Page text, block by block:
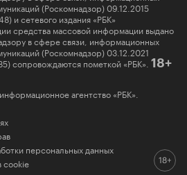
(Роскомнадзор) 09.12.2015
и сетевого издания «РБК»
средства массовой информации выдано
в сфере связи, информационных
(Роскомнадзор) 03.12.2021
сопровождаются пометкой «РБК». 18+
агентство «РБК».
персональных данных
cookie